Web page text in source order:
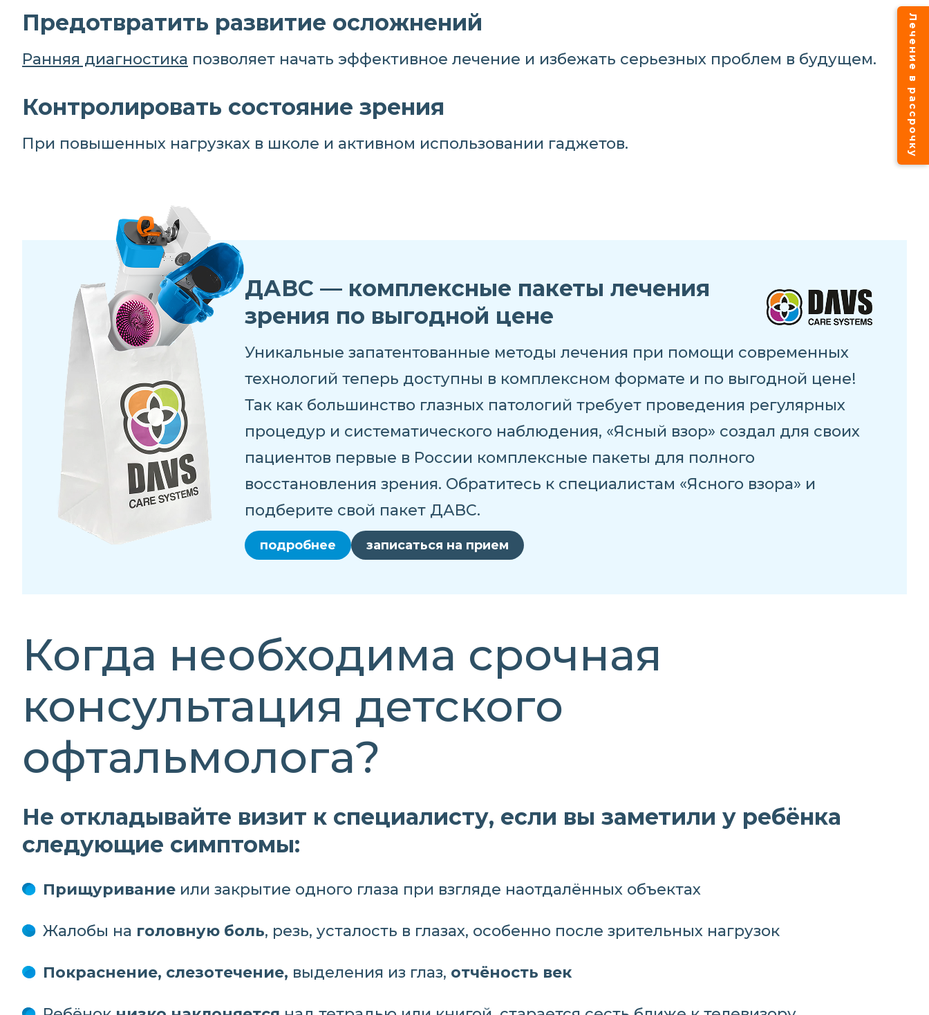
Предотвратить развитие осложнений
Ранняя диагностика позволяет начать эффективное лечение и избежать серьезных проблем в будущем.
Контролировать состояние зрения
При повышенных нагрузках в школе и активном использовании гаджетов.
ДАВС — комплексные пакеты лечения
зрения по выгодной цене
Уникальные запатентованные методы лечения при помощи современных
технологий теперь доступны в комплексном формате и по выгодной цене!
Так как большинство глазных патологий требует проведения регулярных
процедур и систематического наблюдения, «Ясный взор» создал для своих
пациентов первые в России комплексные пакеты для полного
восстановления зрения. Обратитесь к специалистам «Ясного взора» и
подберите свой пакет ДАВС.
подробнее записаться на прием
Когда необходима срочная
консультация детского
офтальмолога?
Не откладывайте визит к специалисту, если вы заметили у ребёнка
следующие симптомы:
Прищуривание или закрытие одного глаза при взгляде наотдалённых объектах
Жалобы на головную боль, резь, усталость в глазах, особенно после зрительных нагрузок
Покраснение, слезотечение, выделения из глаз, отчёность век
Лечение в рассрочку